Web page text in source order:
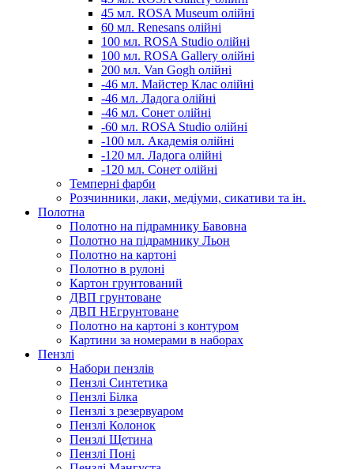
45 мл. ROSA Museum олійні
60 мл. Renesans олійні
100 мл. ROSA Studio олійні
100 мл. ROSA Gallery олійні
200 мл. Van Gogh олійні
-46 мл. Майстер Клас олійні
-46 мл. Ладога олійні
-46 мл. Сонет олійні
-60 мл. ROSA Studio олійні
-100 мл. Академія олійні
-120 мл. Ладога олійні
-120 мл. Сонет олійні
Темперні фарби
Розчинники, лаки, медіуми, сикативи та ін.
Полотна
Полотно на підрамнику Бавовна
Полотно на підрамнику Льон
Полотно на картоні
Полотно в рулоні
Картон грунтований
ДВП грунтоване
ДВП НЕгрунтоване
Полотно на картоні з контуром
Картини за номерами в наборах
Пензлі
Набори пензлів
Пензлі Синтетика
Пензлі Білка
Пензлі з резервуаром
Пензлі Колонок
Пензлі Щетина
Пензлі Поні